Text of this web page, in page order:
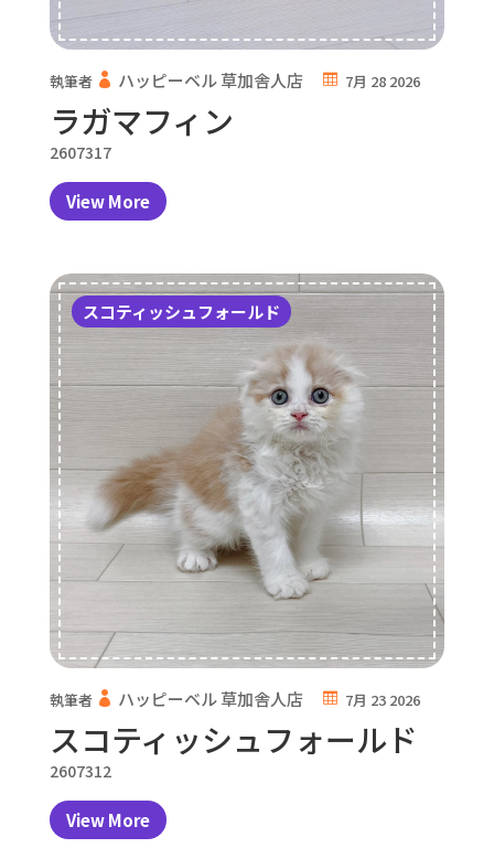
ラガマフィン
執筆者 ハッピーベル 草加舎人店 7月 28 2026
2607317
View More
スコティッシュフォールド
執筆者 ハッピーベル 草加舎人店 7月 23 2026
スコティッシュフォールド
2607312
View More